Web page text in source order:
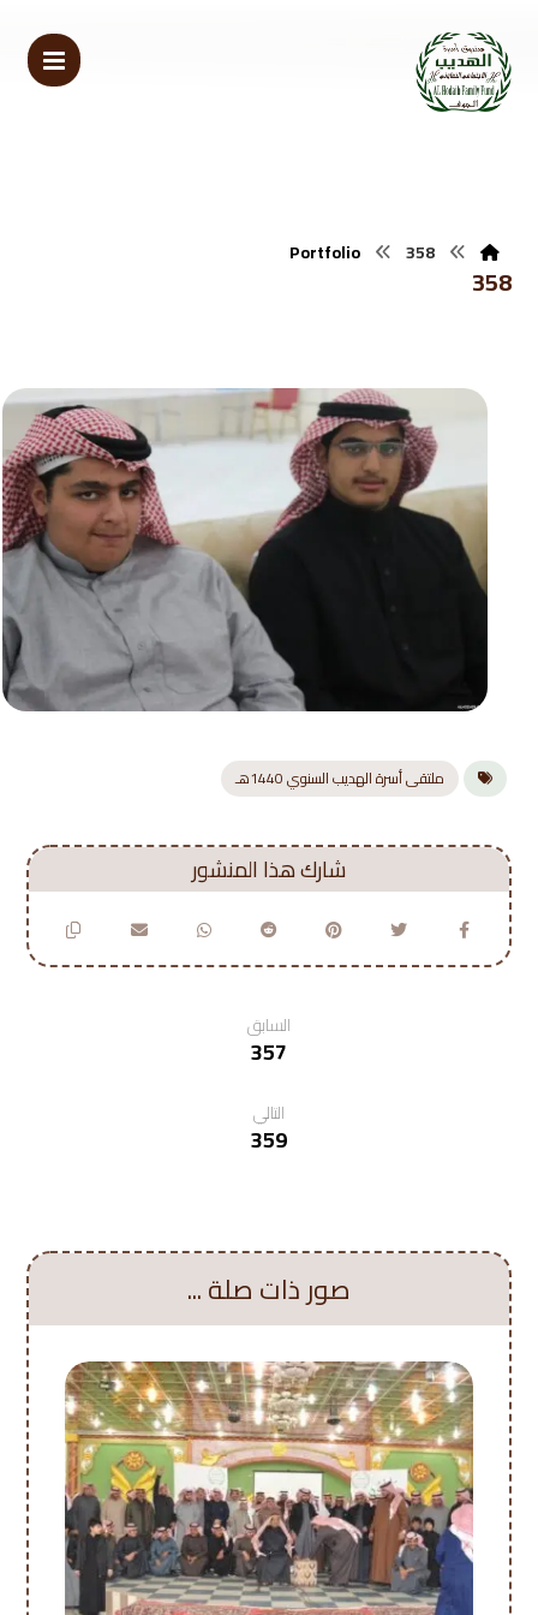
Portfolio 358
358
ملتقى أسرة الهديب السنوي 1440هـ
السابق
357
التالي
359
صور ذات صلة ...